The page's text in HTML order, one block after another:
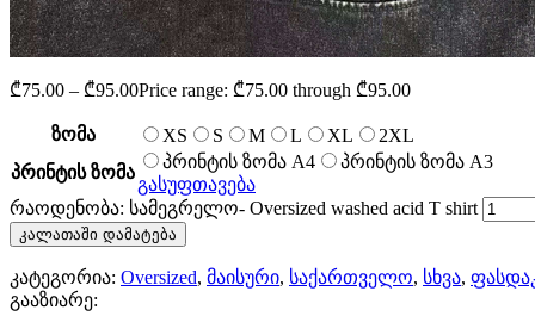
₾75.00 – ₾95.00Price range: ₾75.00 through ₾95.00
ზომა XS S M L XL
2XL
პრინტის ზომა
პრინტის ზომა A4
პრინტის ზომა A3
გასუფთავება
რაოდენობა: სამეგრელო- Oversized washed acid T shirt
კალათაში დამატება
კატეგორია: Oversized, მაისური, საქართველო, სხვა,
გააზიარე: